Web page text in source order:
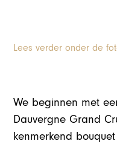
Lees verder onder de
We beginnen met
Dauvergne Grand
kenmerkend